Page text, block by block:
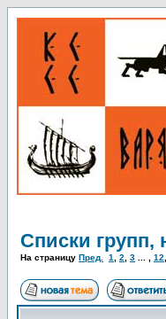
Списки
На страницу Пред. 1 2 3 12